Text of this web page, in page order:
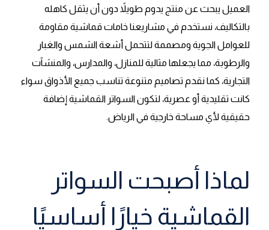
العميل يبحث عن منتج يدوم طويلاً دون أن يثقل كاهله
بالتكاليف، نستخدم في مشاريعنا خامات قماشية مقاومة
للعوامل الجوية ومصممة لتتحمل أشعة الشمس والغبار
والرطوبة، مما يجعلها مثالية للمنازل، والمدارس، والمنشآت
التجارية، كما نقدم تصاميم متنوعة تناسب جميع الأذواق سواء
كانت تقليدية أو عصرية، لتكون السواتر القماشية إضافة
حقيقية لأي مساحة خارجية في الرياض.
لماذا أصبحت السواتر
القماشية خيارًا أساسيًا